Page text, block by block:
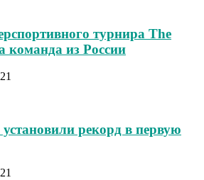
турнира The
команда из России
рекорд в первую